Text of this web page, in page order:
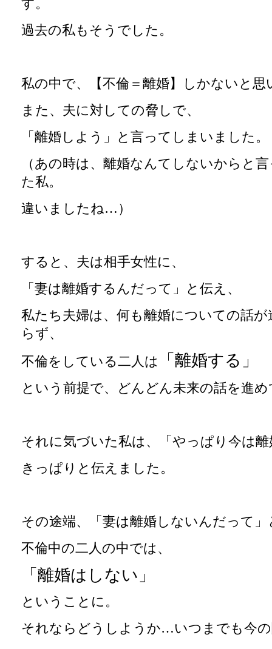
す。
過去の私もそうでした。
私の中で、【不倫＝離婚】しかないと思
また、夫に対しての脅しで、
「離婚しよう」と言ってしまいました。
（あの時は、離婚なんてしないからと
た私。
違いましたね…）
すると、夫は相手女性に、
「妻は離婚するんだって」と伝え、
私たち夫婦は、何も離婚についての話
らず、
不倫をしている二人は
「離婚する」
という前提で、どんどん未来の話を進
それに気づいた私は、「やっぱり今は
きっぱりと伝えました。
その途端、「妻は離婚しないんだって」
不倫中の二人の中では、
「離婚はしない」
ということに。
それならどうしようか…いつまでも今